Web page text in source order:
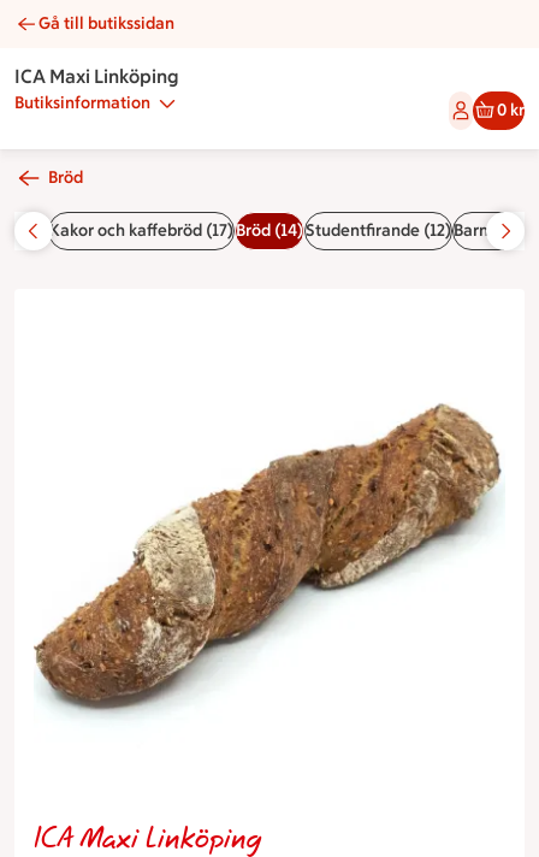
Surdegsbaguette grov | Catering ICA Maxi Linköping
Gå till butikssidan
ICA Maxi Linköping
Butiksinformation 0 kr
Bröd
(32) Kakor och kaffebröd (17)Bröd (14)Studentfirande (12)Barnkalas
ICA Maxi Linköping